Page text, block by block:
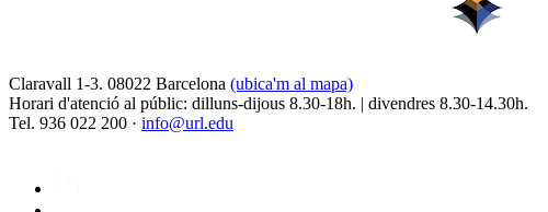
Claravall 1-3. 08022 Barcelona (ubica'm al mapa)
Horari d'atenció al públic: dilluns-dijous 8.30-18h. | divendres 8.30-14.30h.
Tel. 936 022 200 · info@url.edu